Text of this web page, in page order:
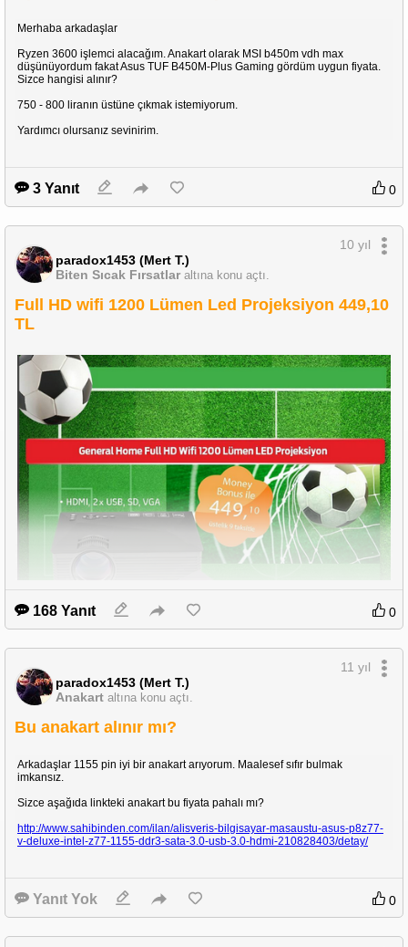
Merhaba arkadaşlar
Ryzen 3600 işlemci alacağım. Anakart olarak MSI b450m vdh max
düşünüyordum fakat Asus TUF B450M-Plus Gaming gördüm uygun fiyata.
Sizce hangisi alınır?
750 - 800 liranın üstüne çıkmak istemiyorum.
Yardımcı olursanız sevinirim.
3 Yanıt 0
paradox1453 (Mert T.)
Biten Sıcak Fırsatlar altına konu açtı.
10 yıl
Full HD wifi 1200 Lümen Led Projeksiyon 449,10
TL
Fiyat güzel.
Migros marketlerde elektronik bölümünde.
Ürün hakkında bilgisi olan yardımcı olursa seviniriz.
168 Yanıt 0
paradox1453 (Mert T.)
Anakart altına konu açtı.
11 yıl
Bu anakart alınır mı?
Arkadaşlar 1155 pin iyi bir anakart arıyorum. Maalesef sıfır bulmak
imkansız.
Sizce aşağıda linkteki anakart bu fiyata pahalı mı?
http://www.sahibinden.com/ilan/alisveris-bilgisayar-masaustu-asus-p8z77-
v-deluxe-intel-z77-1155-ddr3-sata-3.0-usb-3.0-hdmi-210828403/detay/
Yanıt Yok 0